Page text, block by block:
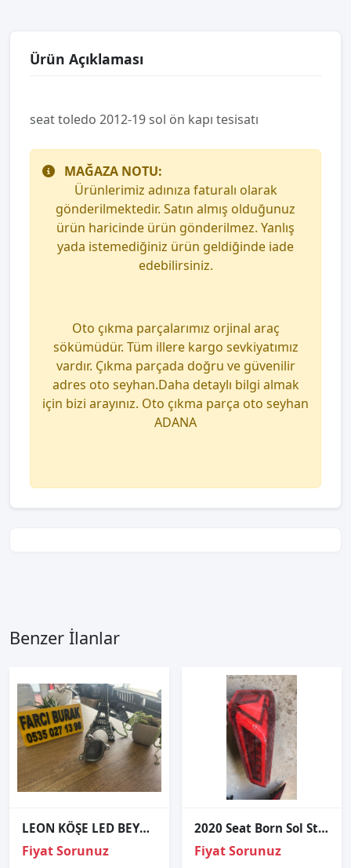
Ürün Açıklaması
seat toledo 2012-19 sol ön kapı tesisatı
MAĞAZA NOTU:
Ürünlerimiz adınıza faturalı olarak
gönderilmektedir. Satın almış olduğunuz
ürün haricinde ürün gönderilmez. Yanlış
yada istemediğiniz ürün geldiğinde iade
edebilirsiniz.
Oto çıkma parçalarımız orjinal araç
sökümüdür. Tüm illere kargo sevkiyatımız
vardır. Çıkma parçada doğru ve güvenilir
adres oto seyhan.Daha detaylı bilgi almak
için bizi arayınız. Oto çıkma parça oto seyhan
ADANA
Benzer İlanlar
LEON KÖŞE LED BEYNİ ORJİNAL
Fiyat Sorunuz
2020 Seat Born Sol Stop
Fiyat Sorunuz